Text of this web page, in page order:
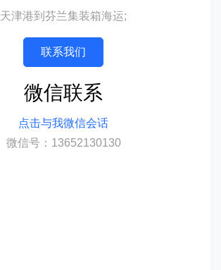
天津港到芬兰集装箱海运;
联系我们
微信联系
点击与我微信会话
微信号：13652130130